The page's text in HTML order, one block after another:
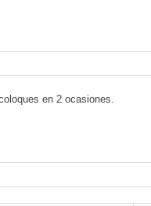
en 2 ocasiones.